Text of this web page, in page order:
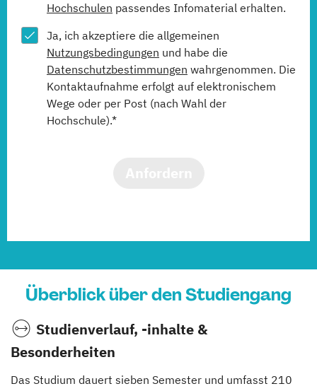
Hochschulen passendes Infomaterial erhalten.
Ja, ich akzeptiere die allgemeinen
Nutzungsbedingungen und habe die
Datenschutzbestimmungen wahrgenommen. Die
Kontaktaufnahme erfolgt auf elektronischem
Wege oder per Post (nach Wahl der
Hochschule).*
Überblick über den Studiengang
Studienverlauf, -inhalte &
Besonderheiten
Das Studium dauert sieben Semester und umfasst 210